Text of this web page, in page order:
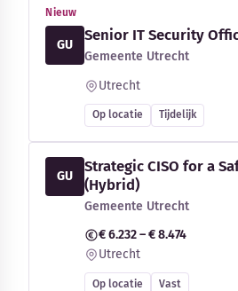
Nieuw
GU
Senior IT Security
Gemeente Utrecht
Utrecht
Op locatie Tijdelijk
GU
Strategic CISO for a
(Hybrid)
Gemeente Utrecht
€ 6.232 – € 8.474
Utrecht
Op locatie Vast